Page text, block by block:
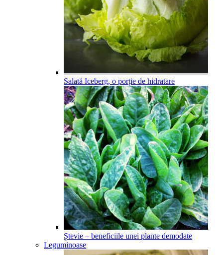
Salată Iceberg, o porție de hidratare
Ștevie – beneficiile unei plante demodate
Leguminoase